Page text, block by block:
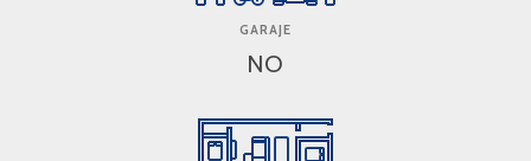
GARAJE
NO